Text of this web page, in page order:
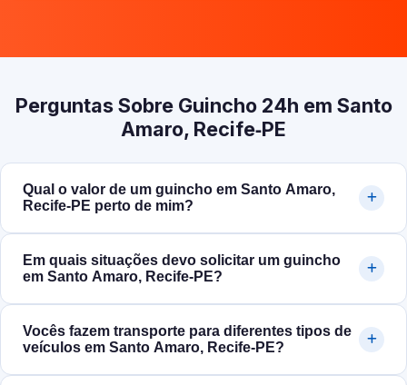
Perguntas Sobre Guincho 24h em Santo
Amaro, Recife‑PE
Qual o valor de um guincho em Santo Amaro,
Recife‑PE perto de mim?
Em quais situações devo solicitar um guincho
em Santo Amaro, Recife‑PE?
Vocês fazem transporte para diferentes tipos de
veículos em Santo Amaro, Recife‑PE?